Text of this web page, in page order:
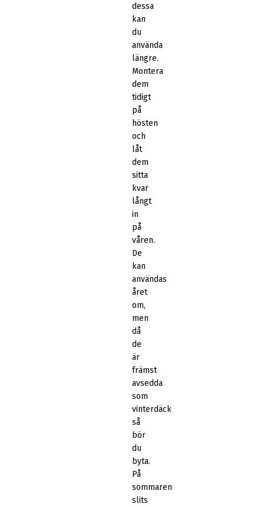
dessa
kan
du
använda
längre.
Montera
dem
tidigt
på
hösten
och
låt
dem
sitta
kvar
långt
in
på
våren.
De
kan
användas
året
om,
men
då
de
är
främst
avsedda
som
vinterdäck
så
bör
du
byta.
På
sommaren
slits